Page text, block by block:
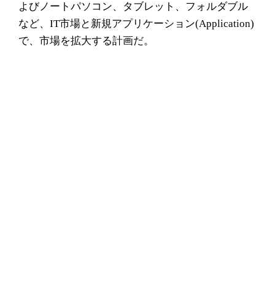
よびノートパソコン、タブレット、フォルダブル
など、IT市場と新規アプリケーション(Application)
で、市場を拡大する計画だ。